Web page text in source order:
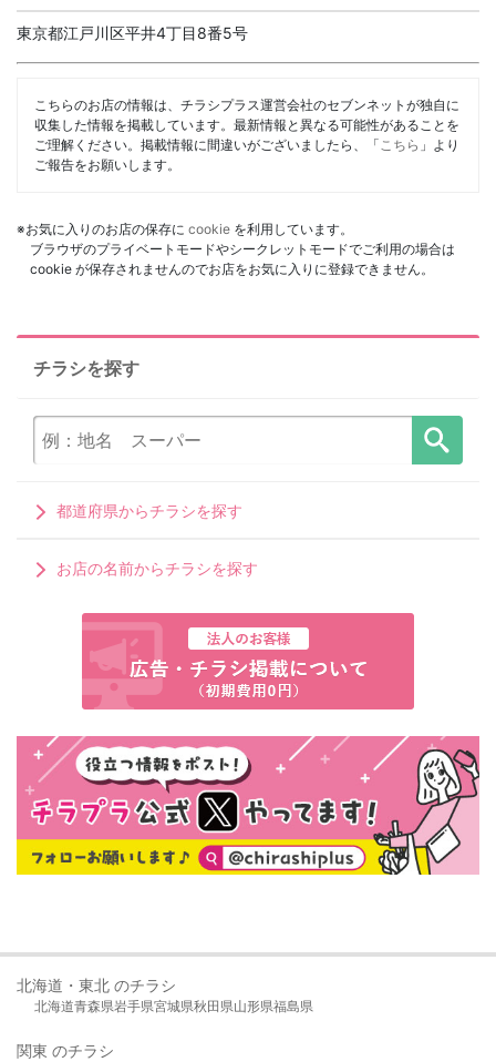
東京都江戸川区平井4丁目8番5号
こちらのお店の情報は、チラシプラス運営会社のセブンネットが独自に
収集した情報を掲載しています。最新情報と異なる可能性があることを
ご理解ください。掲載情報に間違いがございましたら、「 こちら 」より
ご報告をお願いします。
※お気に入りのお店の保存に cookie を利用しています。
ブラウザのプライベートモードやシークレットモードでご利用の場合は
cookie が保存されませんのでお店をお気に入りに登録できません。
チラシを探す
都道府県からチラシを探す
お店の名前からチラシを探す
北海道・東北 のチラシ
北海道青森県岩手県宮城県秋田県山形県福島県
関東 のチラシ